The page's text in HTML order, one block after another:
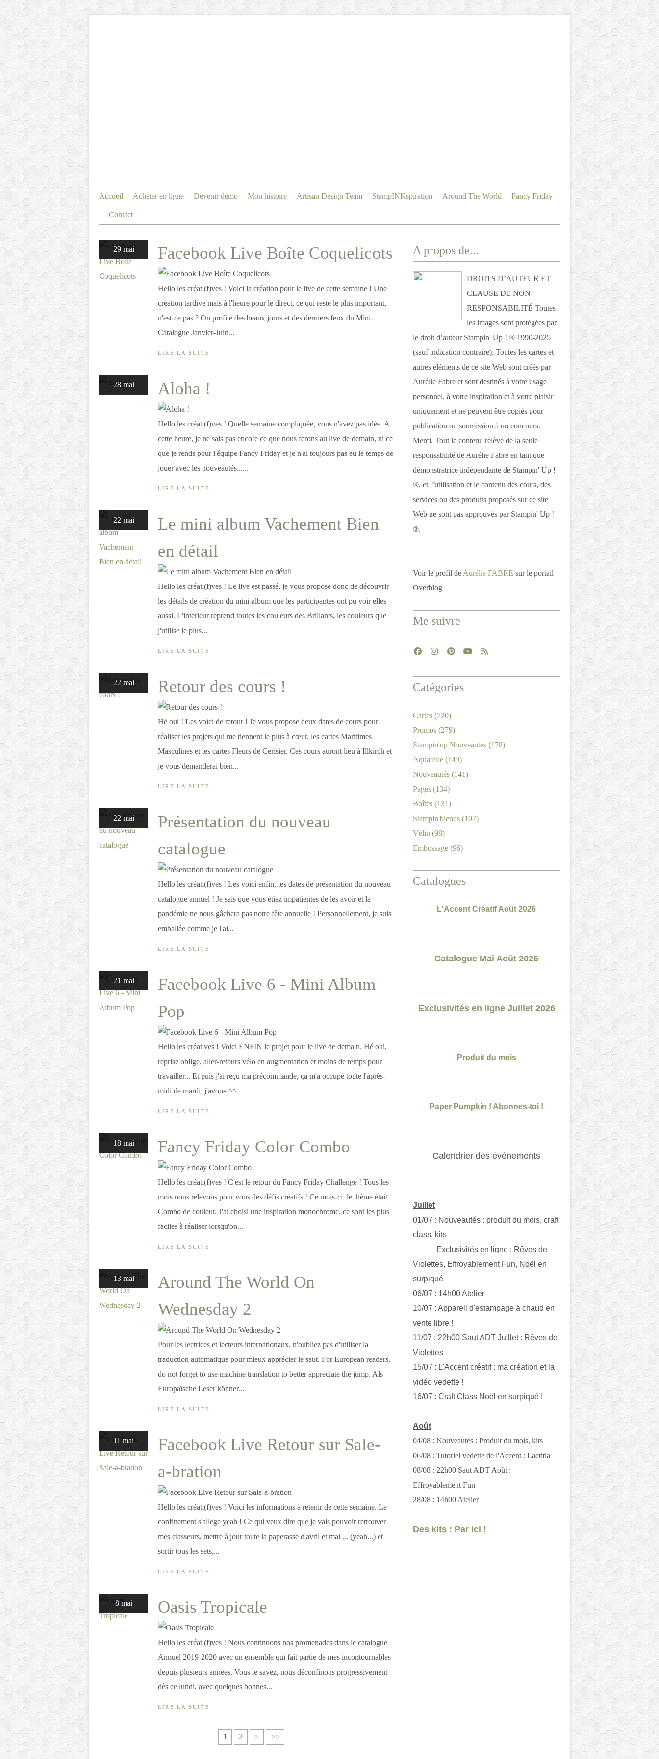
Accueil Acheter en ligne Devenir démo Mon histoire Artisan Design Team StampINKspiration Around The World Fancy Friday
Contact
29 mai Facebook Live Boîte Coquelicots
Hello les créati(f)ves ! Voici la création pour le live de cette semaine ! Une
création tardive mais à l'heure pour le direct, ce qui reste le plus important,
n'est-ce pas ? On profite des beaux jours et des derniers feux du Mini-
Catalogue Janvier-Juin...
LIRE LA SUITE
28 mai Aloha !
Hello les créati(f)ves ! Quelle semaine compliquée, vous n'avez pas idée. A
cette heure, je ne sais pas encore ce que nous ferons au live de demain, ni ce
que je rends pour l'équipe Fancy Friday et je n'ai toujours pas eu le temps de
jouer avec les nouveautés......
LIRE LA SUITE
22 mai
Le mini album Vachement Bien
en détail
Hello les créati(f)ves ! Le live est passé, je vous propose donc de découvrir
les détails de création du mini-album que les participantes ont pu voir elles
aussi. L'intérieur reprend toutes les couleurs des Brillants, les couleurs que
j'utilise le plus...
LIRE LA SUITE
22 mai Retour des cours !
Hé oui ! Les voici de retour ! Je vous propose deux dates de cours pour
réaliser les projets qui me tiennent le plus à cœur, les cartes Maritimes
Masculines et les cartes Fleurs de Cerisier. Ces cours auront lieu à Illkirch et
je vous demanderai bien...
LIRE LA SUITE
22 mai
Présentation du nouveau
catalogue
Hello les créati(f)ves ! Les voici enfin, les dates de présentation du nouveau
catalogue annuel ! Je sais que vous étiez impatientes de les avoir et la
pandémie ne nous gâchera pas notre fête annuelle ! Personnellement, je suis
emballée comme je l'ai...
LIRE LA SUITE
21 mai
Facebook Live 6 - Mini Album
Pop
Hello les créatives ! Voici ENFIN le projet pour le live de demain. Hé oui,
reprise oblige, aller-retours vélo en augmentation et moins de temps pour
travailler... Et puis j'ai reçu ma précommande, ça m'a occupé toute l'après-
midi de mardi, j'avoue ^^....
LIRE LA SUITE
18 mai Fancy Friday Color Combo
Hello les créati(f)ves ! C'est le retour du Fancy Friday Challenge ! Tous les
mois nous relevons pour vous des défis créatifs ! Ce mois-ci, le thème était
Combo de couleur. J'ai choisi une inspiration monochrome, ce sont les plus
faciles à réaliser lorsqu'on...
LIRE LA SUITE
13 mai
Around The World On
Wednesday 2
Pour les lectrices et lecteurs internationaux, n'oubliez pas d'utiliser la
traduction automatique pour mieux apprécier le saut. For European readers,
do not forget to use machine translation to better appreciate the jump. Als
Europaïsche Leser könner...
LIRE LA SUITE
11 mai
Facebook Live Retour sur Sale-
a-bration
Hello les créati(f)ves ! Voici les informations à retenir de cette semaine. Le
confinement s'allège yeah ! Ce qui veux dire que je vais pouvoir retrouver
mes classeurs, mettre à jour toute la paperasse d'avril et mai ... (yeah...) et
sortir tous les sets,...
LIRE LA SUITE
8 mai Oasis Tropicale
Hello les créati(f)ves ! Nous continuons nos promenades dans le catalogue
Annuel 2019-2020 avec un ensemble qui fait partie de mes incontournables
depuis plusieurs années. Vous le savez, nous déconfinons progressivement
dès ce lundi, avec quelques bonnes...
LIRE LA SUITE
1 2 > >>
A propos de...
DROITS D’AUTEUR ET
CLAUSE DE NON-
RESPONSABILITÉ Toutes
les images sont protégées par
le droit d’auteur Stampin' Up ! ® 1990-2025
(sauf indication contraire). Toutes les cartes et
autres éléments de ce site Web sont créés par
Aurélie Fabre et sont destinés à votre usage
personnel, à votre inspiration et à votre plaisir
uniquement et ne peuvent être copiés pour
publication ou soumission à un concours.
Merci. Tout le contenu relève de la seule
responsabilité de Aurélie Fabre en tant que
démonstratrice indépendante de Stampin' Up !
®, et l’utilisation et le contenu des cours, des
services ou des produits proposés sur ce site
Web ne sont pas approuvés par Stampin' Up !
®.
Voir le profil de Aurélie FABRE sur le portail
Overblog
Me suivre
Catégories
Cartes (720)
Promos (279)
Stampin'up Nouveautés (178)
Aquarelle (149)
Nouveautés (141)
Pages (134)
Boîtes (131)
Stampin'blends (107)
Vélin (98)
Embossage (96)
Catalogues
L'Accent Créatif Août 2026
Catalogue Mai Août 2026
Exclusivités en ligne Juillet 2026
Produit du mois
Paper Pumpkin ! Abonnes-toi !
Calendrier des évènements
Juillet
01/07 : Nouveautés : produit du mois, craft
class, kits
Exclusivités en ligne : Rêves de
Violettes, Effroyablement Fun, Noël en
surpiqué
06/07 : 14h00 Atelier
10/07 : Appareil d'estampage à chaud en
vente libre !
11/07 : 22h00 Saut ADT Juillet : Rêves de
Violettes
15/07 : L'Accent créatif : ma création et la
vidéo vedette !
16/07 : Craft Class Noël en surpiqué !
Août
04/08 : Nouveautés : Produit du mois, kits
06/08 : Tutoriel vedette de l'Accent : Laetitia
08/08 : 22h00 Saut ADT Août :
Effroyablement Fun
28/08 : 14h00 Atelier
Des kits : Par ici !